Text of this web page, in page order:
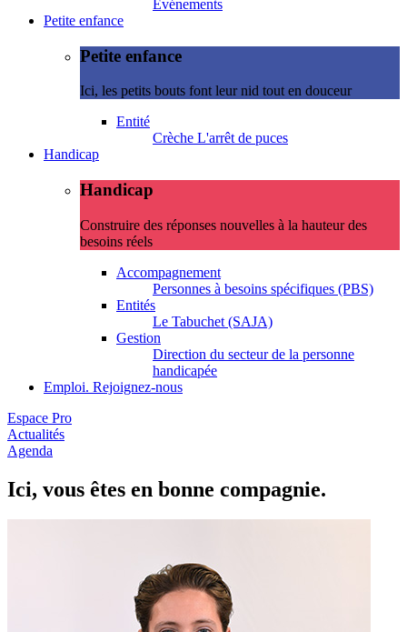
Evénements
Petite enfance
Petite enfance
Ici, les petits bouts font leur nid tout en douceur
Entité
Crèche L'arrêt de puces
Handicap
Handicap
Construire des réponses nouvelles à la hauteur des
besoins réels
Accompagnement
Personnes à besoins spécifiques (PBS)
Entités
Le Tabuchet (SAJA)
Gestion
Direction du secteur de la personne
handicapée
Emploi. Rejoignez-nous
Espace Pro
Actualités
Agenda
Ici, vous êtes en bonne compagnie.